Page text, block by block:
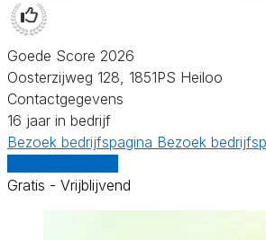
Goede Score 2026
Oosterzijweg 128, 1851PS Heiloo
Contactgegevens
16 jaar in bedrijf
Bezoek bedrijfspagina Bezoek
Gratis - Vrijblijvend